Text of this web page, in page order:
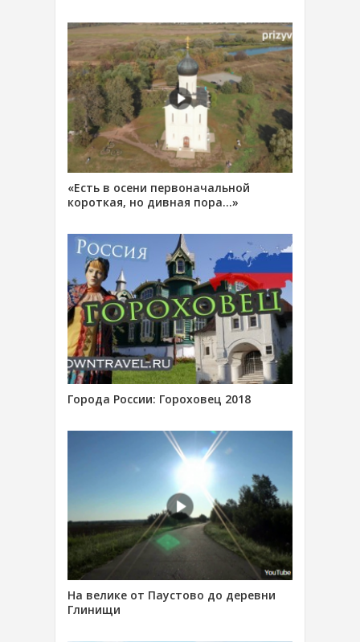
«Есть в осени первоначальной
короткая, но дивная пора…»
Города России: Гороховец 2018
На велике от Паустово до деревни
Глинищи